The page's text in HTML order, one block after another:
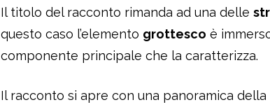
Il titolo del racconto rimanda ad una delle
questo caso l’elemento grottesco è
componente principale che la caratterizza.
Il racconto si apre con una panoramica